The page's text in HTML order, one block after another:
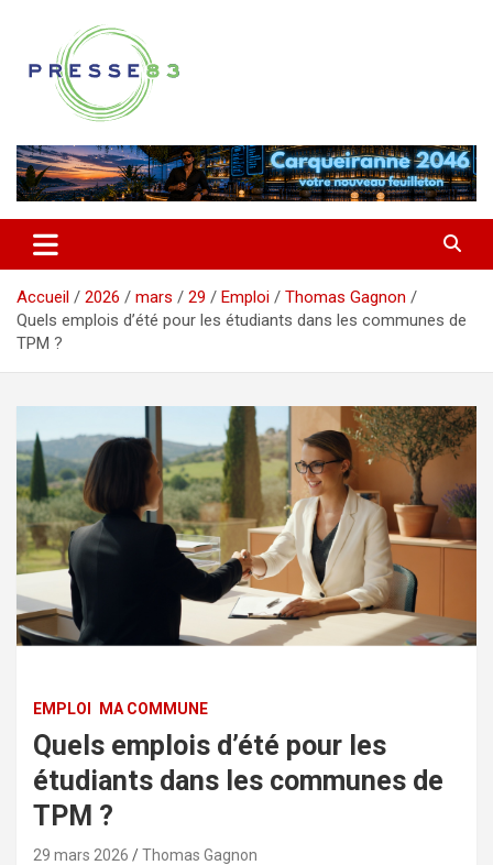
contenu
Presse 83
Accueil 2026 mars 29 Emploi
Thomas Gagnon
Quels emplois d’été pour les étudiants dans les communes de
TPM ?
EMPLOI MA COMMUNE
Quels emplois d’été pour les
étudiants dans les communes de
TPM ?
29 mars 2026 Thomas Gagnon